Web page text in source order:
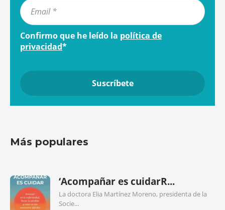
Confirmo que he leído la política de
privacidad*
Más populares
‘Acompañar es cuidarR...
La doctora Elia Martínez Moreno, presidenta de la
Socie...